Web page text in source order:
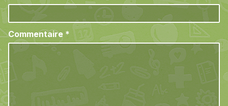
Commentaire *